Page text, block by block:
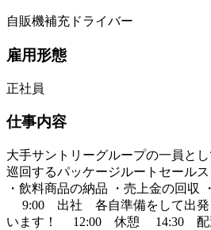
自販機補充ドライバー
雇用形態
正社員
仕事内容
大手サントリーグループの一員と
巡回するパッケージルートセール
・飲料商品の納品 ・売上金の回
9:00 出社 各自準備をして出発
います！ 12:00 休憩 14:30 配